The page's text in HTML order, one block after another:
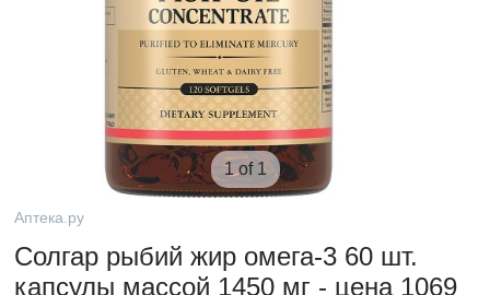
1 of 1
Аптека.ру
Солгар рыбий жир омега-3 60 шт.
капсулы массой 1450 мг - цена 1069